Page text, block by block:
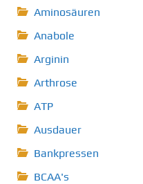
Aminosäuren
Anabole
Arginin
Arthrose
ATP
Ausdauer
Bankpressen
BCAA's